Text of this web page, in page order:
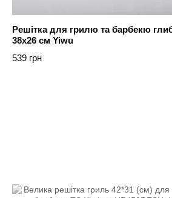
Решітка для грилю та барбекю
38х26 см Yiwu
539 грн